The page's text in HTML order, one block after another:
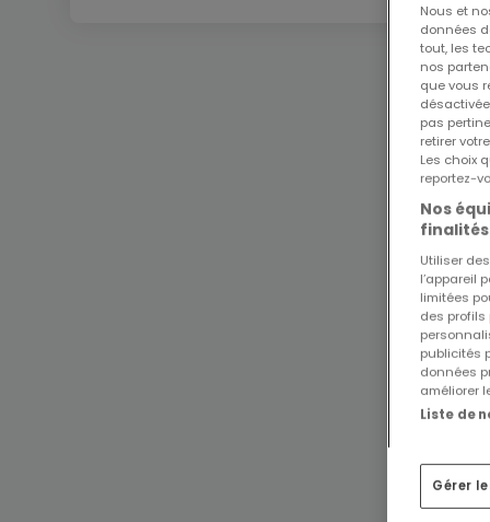
Nous et
données
tout, les
nos
que vous
pas
retirer
Les choix
reportez-
Nos
Utiliser
l’appareil
limitées
des
publicités
données
améliorer
Liste de
Gérer